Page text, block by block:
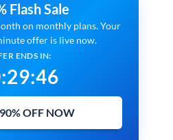
Flash Sale
on monthly plans. Your
offer is live now.
ENDS IN:
:29:45
OFF NOW